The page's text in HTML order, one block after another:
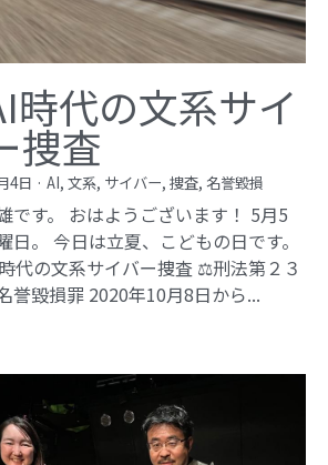
時代の文系サイ
捜査
4日 · AI, 文系, サイバー, 捜査, 名誉毀損
です。 おはようございます！ 5月5
日。 今日は立夏、こどもの日です。
代の文系サイバー捜査 ⚖️刑法第２３
毀損罪​ 2020年10月8日から...